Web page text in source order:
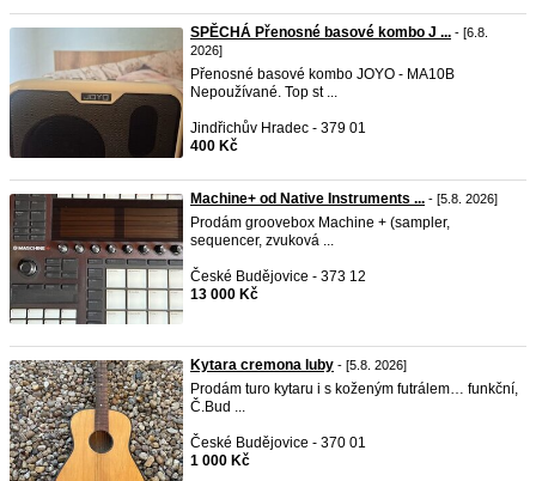
SPĚCHÁ Přenosné basové kombo J ... - [6.8.
2026]
Přenosné basové kombo JOYO - MA10B
Nepoužívané. Top st ...
Jindřichův Hradec - 379 01
400 Kč
Machine+ od Native Instruments ... - [5.8. 2026]
Prodám groovebox Machine + (sampler,
sequencer, zvuková ...
České Budějovice - 373 12
13 000 Kč
Kytara cremona luby - [5.8. 2026]
Prodám turo kytaru i s koženým futrálem… funkční,
Č.Bud ...
České Budějovice - 370 01
1 000 Kč